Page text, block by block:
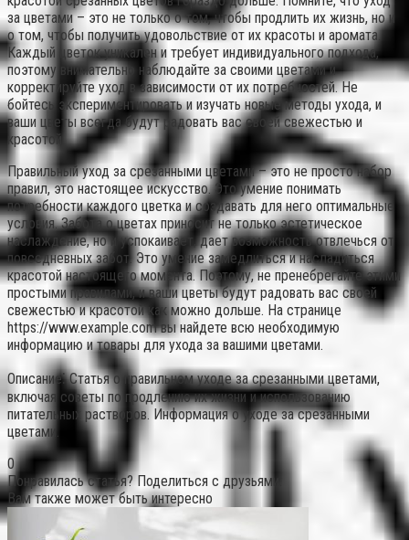
за цветами – это не только о том, чтобы продлить их жизнь, но и
о том, чтобы получить удовольствие от их красоты и аромата.
Каждый цветок уникален и требует индивидуального подхода,
поэтому внимательно наблюдайте за своими цветами и
корректируйте уход в зависимости от их потребностей. Не
бойтесь экспериментировать и изучать новые методы ухода, и
ваши цветы всегда будут радовать вас своей свежестью и
красотой.
Правильный уход за срезанными цветами – это не просто набор
правил, это настоящее искусство. Это умение понимать
потребности каждого цветка и создавать для него оптимальные
условия. Забота о цветах приносит не только эстетическое
наслаждение, но и успокаивает, дает возможность отвлечься от
повседневных забот. Это умение замедлиться и насладиться
красотой настоящего момента. Поэтому, не пренебрегайте этими
простыми правилами, и ваши цветы будут радовать вас своей
свежестью и красотой как можно дольше. На странице
https://www.example.com вы найдете всю необходимую
информацию и товары для ухода за вашими цветами.
Описание⁚ Статья о правильном уходе за срезанными цветами,
включая советы по продлению их жизни и использованию
питательных растворов. Информация о уходе за срезанными
цветами.
0
Понравилась статья? Поделиться с друзьями:
Вам также может быть интересно